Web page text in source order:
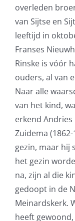
overleden
van Sijtse en
leeftijd in
Franses
Rinske is vóór
ouders, al van
Naar alle
van het kind,
erkend
Zuidema
gezin, maar hij
het gezin
na, zijn al die
gedoopt in de
Meinardskerk.
heeft